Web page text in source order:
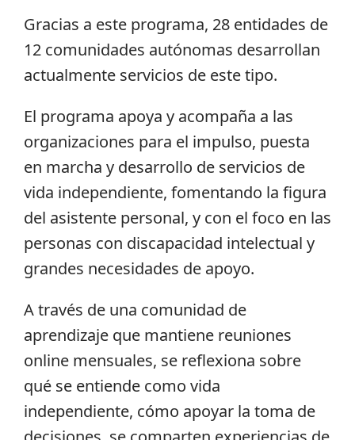
Gracias a este programa, 28 entidades de
12 comunidades autónomas desarrollan
actualmente servicios de este tipo.
El programa apoya y acompaña a las
organizaciones para el impulso, puesta
en marcha y desarrollo de servicios de
vida independiente, fomentando la figura
del asistente personal, y con el foco en las
personas con discapacidad intelectual y
grandes necesidades de apoyo.
A través de una comunidad de
aprendizaje que mantiene reuniones
online mensuales, se reflexiona sobre
qué se entiende como vida
independiente, cómo apoyar la toma de